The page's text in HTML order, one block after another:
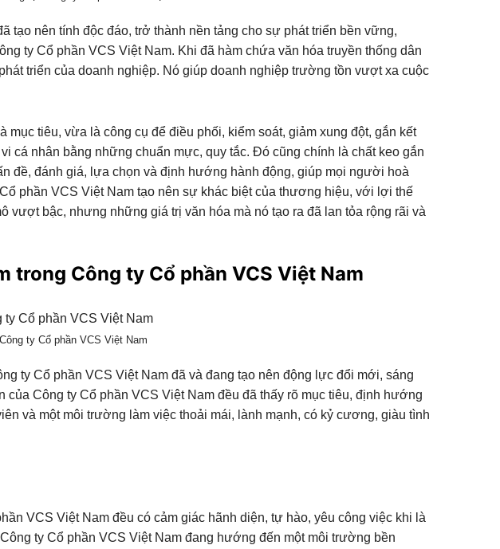
tạo nên tính độc đáo, trở thành nền tảng cho sự phát triển bền vững,
ty Cổ phần VCS Việt Nam. Khi đã hàm chứa văn hóa truyền thống dân
triển của doanh nghiệp. Nó giúp doanh nghiệp trường tồn vượt xa cuộc
tiêu, vừa là công cụ để điều phối, kiểm soát, giảm xung đột, gắn kết
cá nhân bằng những chuẩn mực, quy tắc. Đó cũng chính là chất keo gắn
đề, đánh giá, lựa chọn và định hướng hành động, giúp mọi người hoà
phần VCS Việt Nam tạo nên sự khác biệt của thương hiệu, với lợi thế
bậc, nhưng những giá trị văn hóa mà nó tạo ra đã lan tỏa rộng rãi và
trong Công ty Cổ phần VCS Việt Nam
ty Cổ phần VCS Việt Nam
ty Cổ phần VCS Việt Nam đã và đang tạo nên động lực đổi mới, sáng
Công ty Cổ phần VCS Việt Nam đều đã thấy rõ mục tiêu, định hướng
và một môi trường làm việc thoải mái, lành mạnh, có kỷ cương, giàu tình
VCS Việt Nam đều có cảm giác hãnh diện, tự hào, yêu công việc khi là
ty Cổ phần VCS Việt Nam đang hướng đến một môi trường bền